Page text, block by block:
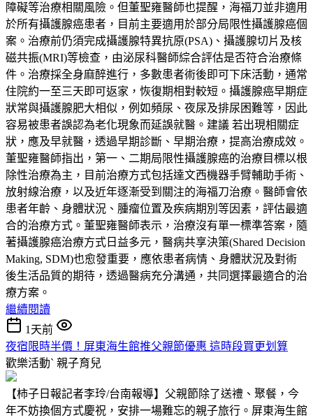
障礙等治療相關風險。但董聖雍醫師也提醒，海福刀並非適用
於所有攝護腺癌患者，目前主要適用於部分局限性攝護腺癌個
案。治療前仍須完成攝護腺特異抗原(PSA)、攝護腺切片及核
磁共振(MRI)等檢查，由泌尿科醫師綜合評估是否符合治療條
件。治療採全身麻醉進行，多數患者術後即可下床活動，通常
住院約一至三天即可返家，恢復期相對較短。攝護腺癌早期症
狀常與攝護腺肥大相似，例如頻尿、夜尿及排尿困難等，因此
容易被患者誤認為老化現象而延誤就醫。建議 若出現相關症
狀，應及早就醫，透過早期診斷、早期治療，提高治療成效。
董聖雍醫師指出，第一、二期局限性攝護腺癌的治療目標以根
除性治療為主，目前治療方式包括達文西機器手臂輔助手術、
放射線治療，以及近年逐漸受到關注的海福刀治療。醫師會依
患者年齡、身體狀況、腫瘤位置及疾病期別等因素，評估最適
合的治療方式。董聖雍醫師表示，治療沒有單一標準答案，隨
著攝護腺癌治療方式日益多元，醫病共享決策(Shared Decision
Making, SDM)也愈發重要，應依患者病情、身體狀況及對術
後生活品質的期待，透過醫病充分溝通，共同選擇最適合的治
療方案。
繼續閱讀
1天前
夜宿限時半價！屏東海生館推父親節優惠 這時段買更划算
歡樂活動ˋ 親子育兒
【柿子日報記者李玲/台南報導】父親節除了送禮、聚餐，今
年不妨換個方式慶祝，安排一場難忘的親子旅行。屏東海生館